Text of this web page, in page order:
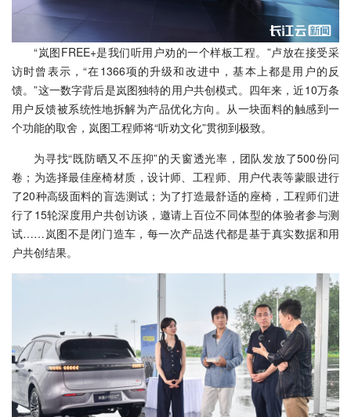
“岚图FREE+是我们听用户劝的一个样板工程。”卢放在接受采
访时曾表示，“在1366项的升级和改进中，基本上都是用户的反
馈。”这一数字背后是岚图独特的用户共创模式。四年来，近10万条
用户反馈被系统性地拆解为产品优化方向。从一块面料的触感到一
个功能的取舍，岚图工程师将“听劝文化”贯彻到极致。
为寻找“既防晒又不压抑”的天窗透光率，团队发放了500份问
卷；为选择最佳座椅材质，设计师、工程师、用户代表等蒙眼进行
了20种高级面料的盲选测试；为了打造最舒适的座椅，工程师们进
行了15轮深度用户共创访谈，邀请上百位不同体型的体验者参与测
试……岚图不是闭门造车，每一次产品迭代都是基于真实数据和用
户共创结果。